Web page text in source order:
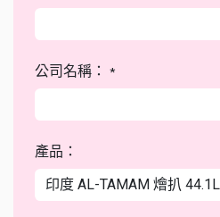
公司名稱： *
產品：